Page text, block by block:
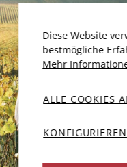
Diese Website
bestmögliche
Mehr
ALLE COOKIES
KONFIGURIEREN